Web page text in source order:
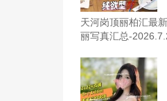
天河岗顶丽柏汇最
丽写真汇总-